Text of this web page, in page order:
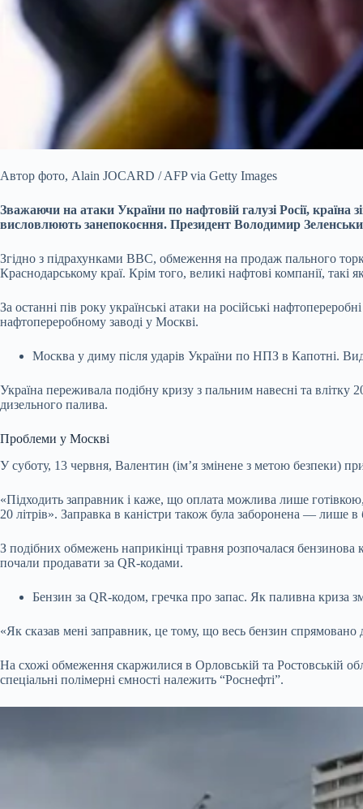
Автор фото, Alain JOCARD / AFP via Getty Images
Зважаючи на атаки України по нафтовій галузі Росії,
висловлюють занепокоєння. Президент Володимир
Згідно з підрахунками BBC, обмеження на продаж пального
Краснодарському краї. Крім того, великі нафтові компанії,
За останні пів року українські атаки на російські
нафтопереробному заводі у Москві.
Москва у диму після ударів України по НПЗ в Капотні.
Україна переживала подібну кризу з пальним навесні та
дизельного палива.
Проблеми у Москві
У суботу, 13 червня, Валентин (ім’я змінене з метою безпеки)
«Підходить заправник і каже, що оплата можлива лише
20 літрів». Заправка в каністри також була заборонена — лише в
З подібних обмежень наприкінці травня розпочалася
почали продавати за QR-кодами.
Бензин за QR-кодом, гречка про запас. Як паливна криза
«Як сказав мені заправник, це тому, що весь бензин
На схожі обмеження скаржилися в Орловській та Ростовській
спеціальні полімерні ємності належить “Роснефті”.